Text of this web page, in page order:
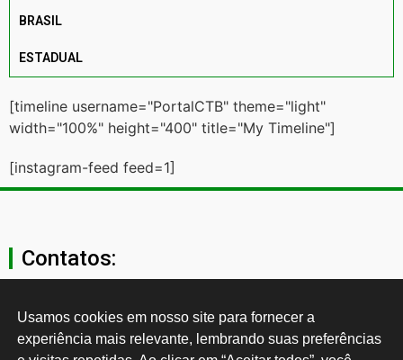
BRASIL
ESTADUAL
[timeline username="PortalCTB" theme="light"
width="100%" height="400" title="My Timeline"]
[instagram-feed feed=1]
Contatos:
secgeral@ctb.org.br
11 3874-0040
Usamos cookies em nosso site para fornecer a
experiência mais relevante, lembrando suas preferências